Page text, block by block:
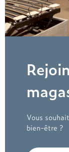
Vous
bien-être ?